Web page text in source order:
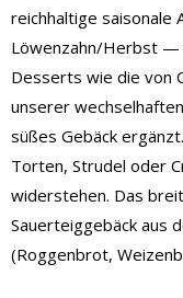
reichhaltige saisonale
Löwenzahn/Herbst —
Desserts wie die von
unserer
süßes Gebäck
Torten, Strudel oder
widerstehen. Das
Sauerteiggebäck aus
(Roggenbrot,